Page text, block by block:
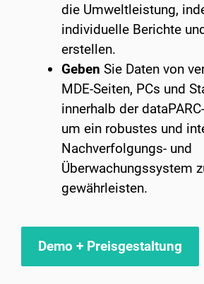
die Umweltleistung,
individuelle Berichte
erstellen.
Geben Sie Daten von
MDE-Seiten, PCs und
innerhalb der
um ein robustes und
Nachverfolgungs- und
Überwachungssystem
gewährleisten.
Demo + Preisgestaltung